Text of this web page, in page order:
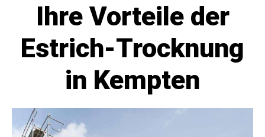
Ihre Vorteile der
Estrich-Trocknung
in Kempten